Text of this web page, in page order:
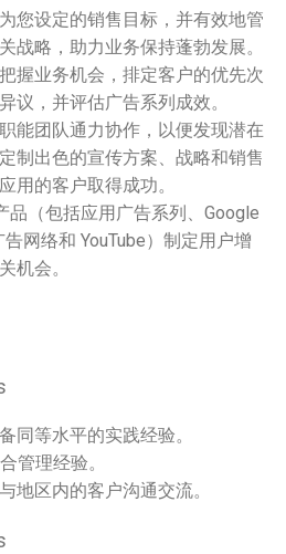
您设定的销售目标，并有效地管
战略，助力业务保持蓬勃发展。
握业务机会，排定客户的优先次
议，并评估广告系列成效。
能团队通力协作，以便发现潜在
制出色的宣传方案、战略和销售
用的客户取得成功。
品（包括应用广告系列、Google
网络和 YouTube）制定用户增
机会。
同等水平的实践经验。
管理经验。
地区内的客户沟通交流。